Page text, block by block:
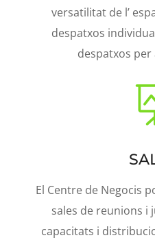
versatilitat de l’
despatxos
despatxos per
El Centre de Negocis
sales de reunions i
capacitats i